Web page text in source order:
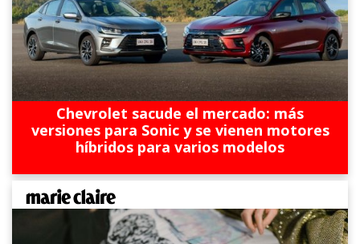
Chevrolet sacude el mercado: más
versiones para Sonic y se vienen motores
híbridos para varios modelos